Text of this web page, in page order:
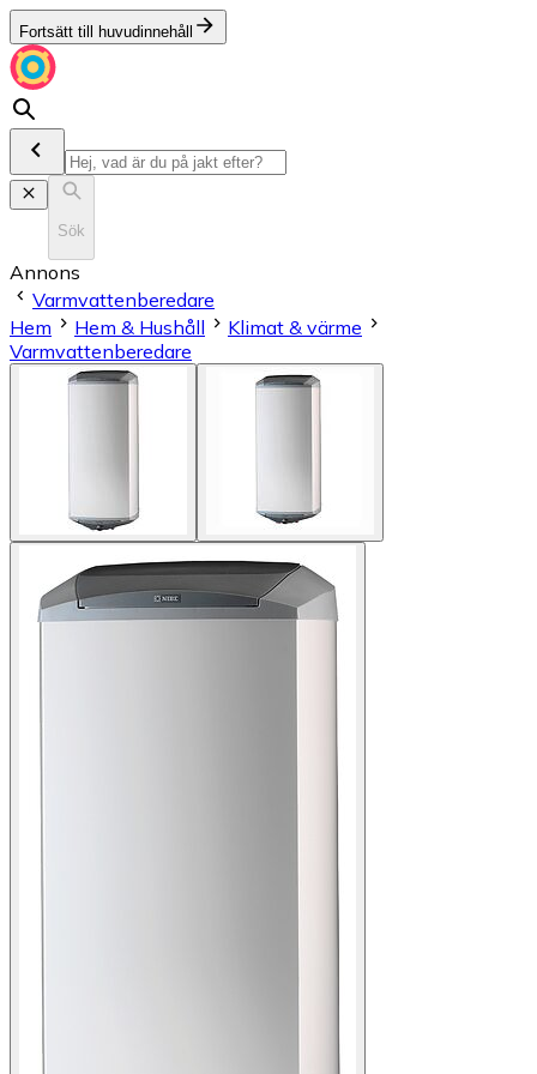
Fortsätt till huvudinnehåll
Sök
Annons
Varmvattenberedare
Hem
Hem & Hushåll
Klimat & värme
Varmvattenberedare